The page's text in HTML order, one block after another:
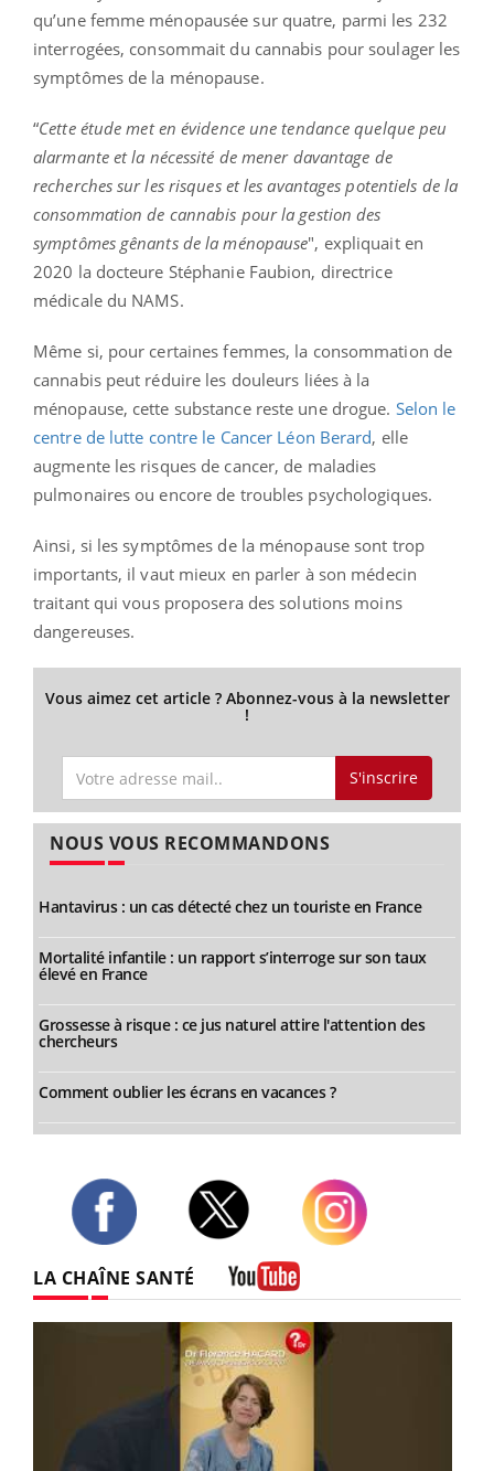
qu’une femme ménopausée sur quatre, parmi les 232
interrogées, consommait du cannabis pour soulager les
symptômes de la ménopause.
“Cette étude met en évidence une tendance quelque peu
alarmante et la nécessité de mener davantage de
recherches sur les risques et les avantages potentiels de la
consommation de cannabis pour la gestion des
symptômes gênants de la ménopause", expliquait en
2020 la docteure Stéphanie Faubion, directrice
médicale du NAMS.
Même si, pour certaines femmes, la consommation de
cannabis peut réduire les douleurs liées à la
ménopause, cette substance reste une drogue. Selon le
centre de lutte contre le Cancer Léon Berard, elle
augmente les risques de cancer, de maladies
pulmonaires ou encore de troubles psychologiques.
Ainsi, si les symptômes de la ménopause sont trop
importants, il vaut mieux en parler à son médecin
traitant qui vous proposera des solutions moins
dangereuses.
Vous aimez cet article ? Abonnez-vous à la newsletter
!
S'inscrire
NOUS VOUS RECOMMANDONS
Hantavirus : un cas détecté chez un touriste en France
Mortalité infantile : un rapport s’interroge sur son taux
élevé en France
Grossesse à risque : ce jus naturel attire l'attention des
chercheurs
Comment oublier les écrans en vacances ?
LA CHAÎNE SANTÉ